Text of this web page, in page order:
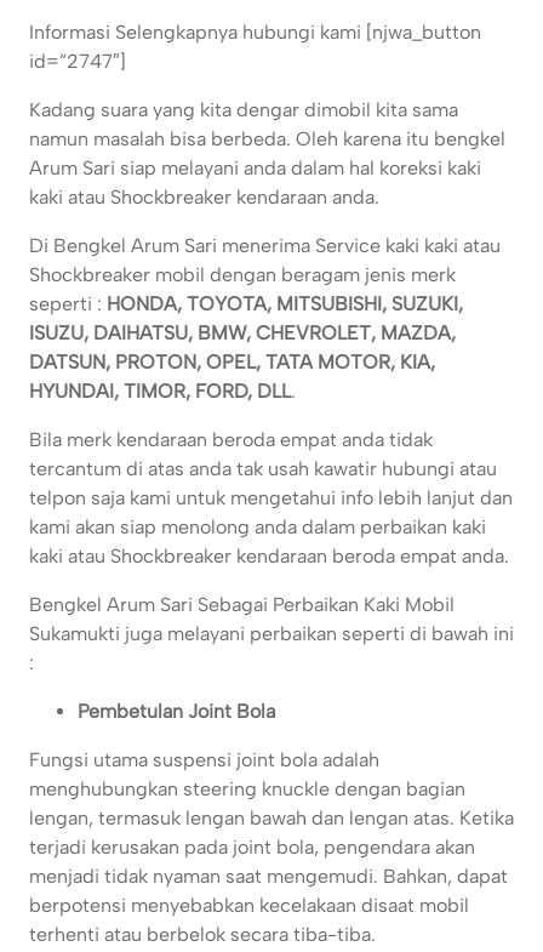
Informasi Selengkapnya hubungi kami [njwa_button
id=”2747″]
Kadang suara yang kita dengar dimobil kita sama
namun masalah bisa berbeda. Oleh karena itu bengkel
Arum Sari siap melayani anda dalam hal koreksi kaki
kaki atau Shockbreaker kendaraan anda.
Di Bengkel Arum Sari menerima Service kaki kaki atau
Shockbreaker mobil dengan beragam jenis merk
seperti : HONDA, TOYOTA, MITSUBISHI, SUZUKI,
ISUZU, DAIHATSU, BMW, CHEVROLET, MAZDA,
DATSUN, PROTON, OPEL, TATA MOTOR, KIA,
HYUNDAI, TIMOR, FORD, DLL.
Bila merk kendaraan beroda empat anda tidak
tercantum di atas anda tak usah kawatir hubungi atau
telpon saja kami untuk mengetahui info lebih lanjut dan
kami akan siap menolong anda dalam perbaikan kaki
kaki atau Shockbreaker kendaraan beroda empat anda.
Bengkel Arum Sari Sebagai Perbaikan Kaki Mobil
Sukamukti juga melayani perbaikan seperti di bawah ini
:
Pembetulan Joint Bola
Fungsi utama suspensi joint bola adalah
menghubungkan steering knuckle dengan bagian
lengan, termasuk lengan bawah dan lengan atas. Ketika
terjadi kerusakan pada joint bola, pengendara akan
menjadi tidak nyaman saat mengemudi. Bahkan, dapat
berpotensi menyebabkan kecelakaan disaat mobil
terhenti atau berbelok secara tiba-tiba.